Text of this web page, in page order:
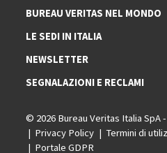
BUREAU VERITAS NEL MONDO
LE SEDI IN ITALIA
NEWSLETTER
SEGNALAZIONI E RECLAMI
© 2026 Bureau Veritas Italia SpA -
Privacy Policy
Termini di
Portale GDPR